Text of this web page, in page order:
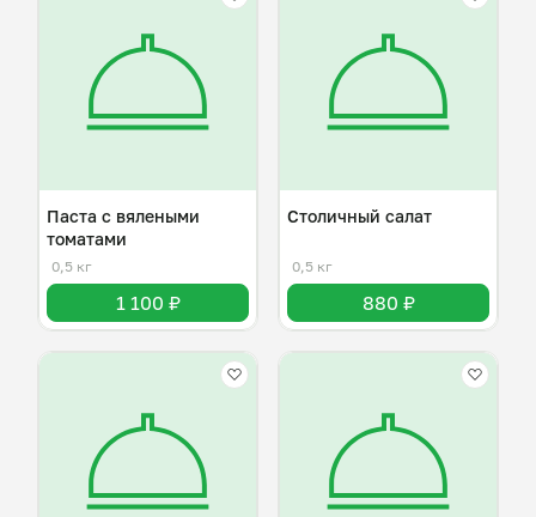
Паста с вялеными
томатами
0,5 кг
1 100 ₽
Столичный салат
0,5 кг
880 ₽